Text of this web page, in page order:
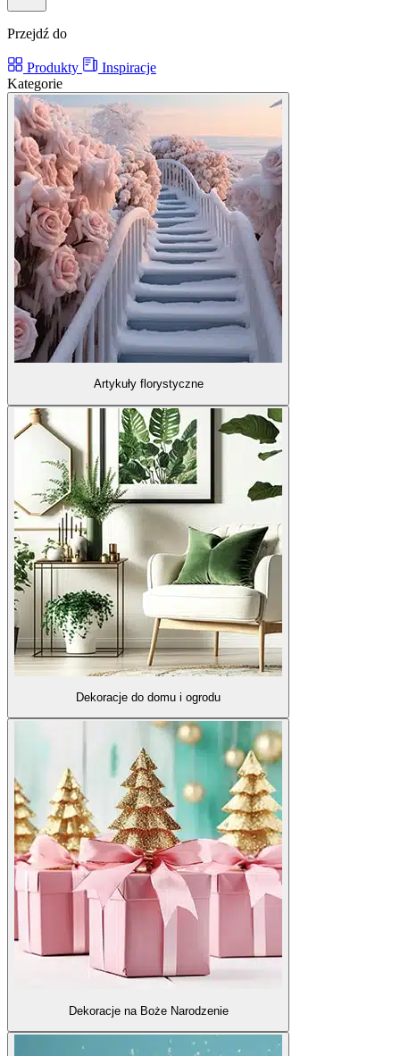
Przejdź do
Produkty
Inspiracje
Kategorie
Artykuły florystyczne
Dekoracje do domu i ogrodu
Dekoracje na Boże Narodzenie